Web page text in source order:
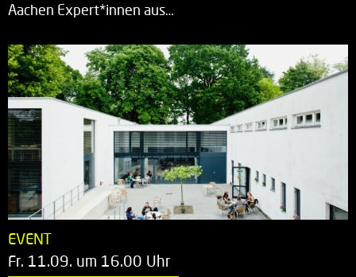
Aachen Expert*innen aus…
EVENT
Fr. 11.09. um 16.00 Uhr